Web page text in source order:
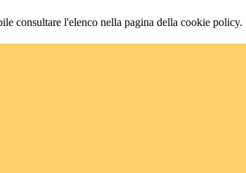
consultare l'elenco nella pagina della cookie policy.